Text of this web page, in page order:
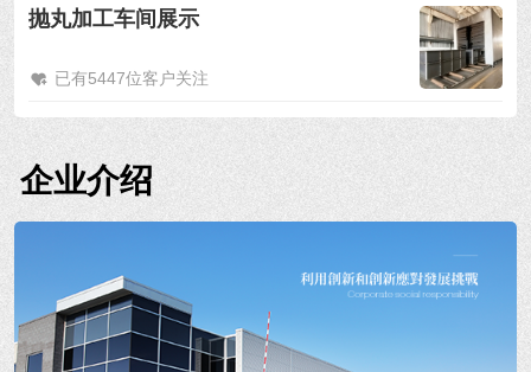
抛丸加工车间展示
已有5447位客户关注
企业介绍